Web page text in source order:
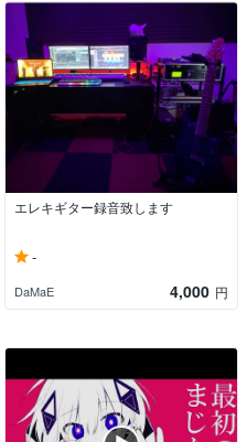
エレキギター録音致します
-
DaMaE 4,000 円